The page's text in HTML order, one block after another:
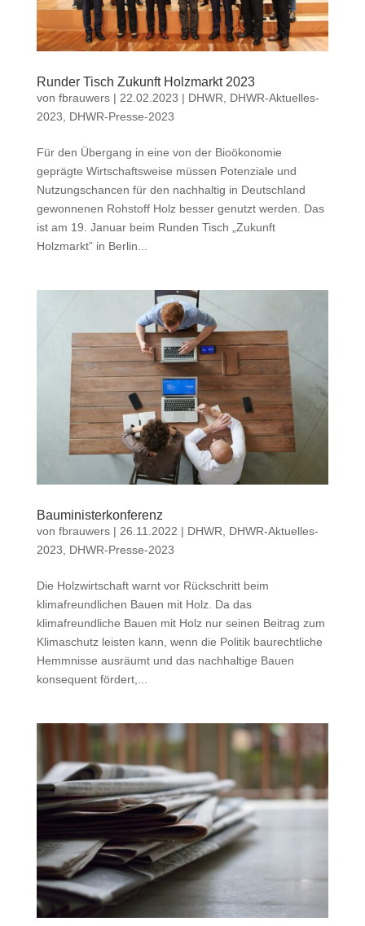
Runder Tisch Zukunft Holzmarkt 2023
von fbrauwers| 22.02.2023 | DHWR
DHWR-Aktuelles-
2023
DHWR-Presse-2023
Für den Übergang in eine von der Bioökonomie
geprägte Wirtschaftsweise müssen Potenziale und
Nutzungschancen für den nachhaltig in Deutschland
gewonnenen Rohstoff Holz besser genutzt werden. Das
ist am 19. Januar beim Runden Tisch „Zukunft
Holzmarkt” in Berlin...
Bauministerkonferenz
von fbrauwers| 26.11.2022 | DHWR
DHWR-Aktuelles-
2023
DHWR-Presse-2023
Die Holzwirtschaft warnt vor Rückschritt beim
klimafreundlichen Bauen mit Holz. Da das
klimafreundliche Bauen mit Holz nur seinen Beitrag zum
Klimaschutz leisten kann, wenn die Politik baurechtliche
Hemmnisse ausräumt und das nachhaltige Bauen
konsequent fördert,...